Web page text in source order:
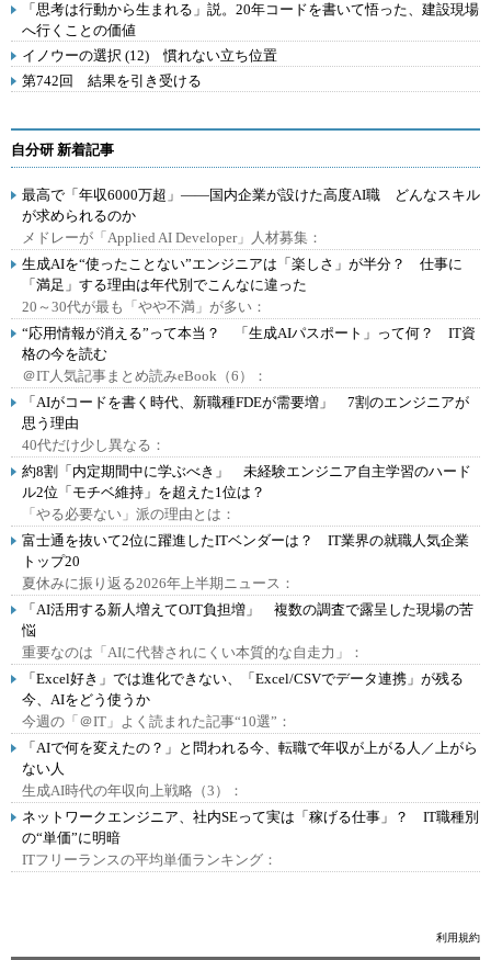
「思考は行動から生まれる」説。20年コードを書いて悟った、建設現場
へ行くことの価値
イノウーの選択 (12) 慣れない立ち位置
第742回 結果を引き受ける
自分研 新着記事
最高で「年収6000万超」――国内企業が設けた高度AI職 どんなスキル
が求められるのか
メドレーが「Applied AI Developer」人材募集：
生成AIを“使ったことない”エンジニアは「楽しさ」が半分？ 仕事に
「満足」する理由は年代別でこんなに違った
20～30代が最も「やや不満」が多い：
“応用情報が消える”って本当？ 「生成AIパスポート」って何？ IT資
格の今を読む
＠IT人気記事まとめ読みeBook（6）：
「AIがコードを書く時代、新職種FDEが需要増」 7割のエンジニアが
思う理由
40代だけ少し異なる：
約8割「内定期間中に学ぶべき」 未経験エンジニア自主学習のハード
ル2位「モチベ維持」を超えた1位は？
「やる必要ない」派の理由とは：
富士通を抜いて2位に躍進したITベンダーは？ IT業界の就職人気企業
トップ20
夏休みに振り返る2026年上半期ニュース：
「AI活用する新人増えてOJT負担増」 複数の調査で露呈した現場の苦
悩
重要なのは「AIに代替されにくい本質的な自走力」：
「Excel好き」では進化できない、「Excel/CSVでデータ連携」が残る
今、AIをどう使うか
今週の「＠IT」よく読まれた記事“10選”：
「AIで何を変えたの？」と問われる今、転職で年収が上がる人／上がら
ない人
生成AI時代の年収向上戦略（3）：
ネットワークエンジニア、社内SEって実は「稼げる仕事」？ IT職種別
の“単価”に明暗
ITフリーランスの平均単価ランキング：
利用規約